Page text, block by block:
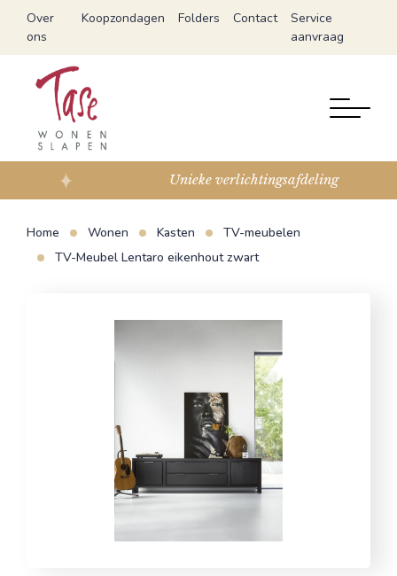
Over
ons
Koopzondagen Folders Contact
Service
aanvraag
Unieke verlichtingsafdeling
Home Wonen Kasten
TV-meubelen
TV-Meubel Lentaro eikenhout zwart